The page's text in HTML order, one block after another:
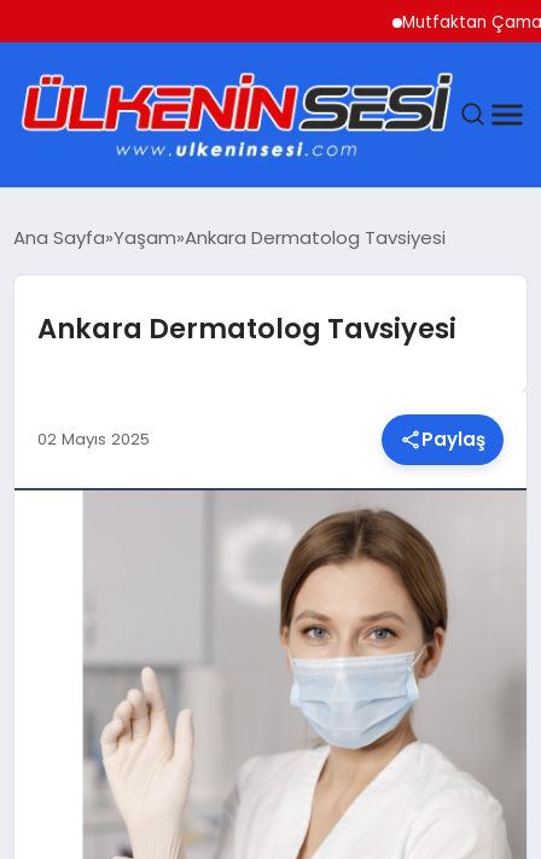
Mutfaktan Çamaşır
EKONOMI
GÜNDEM
TEKNOLOJI
MALATYA HABERLERI
Ana Sayfa Yaşam Ankara Dermatolog Tavsiyesi
Ankara Dermatolog Tavsiyesi
02 Mayıs 2025 Paylaş